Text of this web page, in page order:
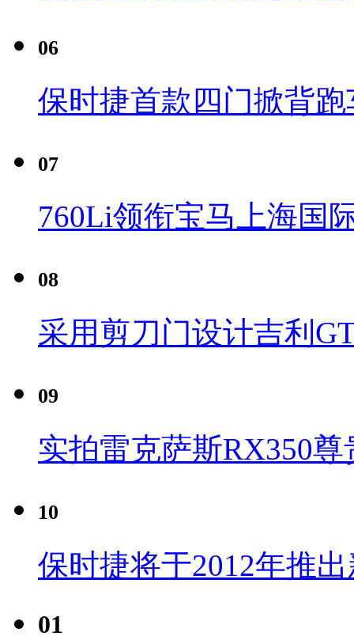
06
保时捷首款四门掀背跑
07
760Li领衔宝马上海国
08
采用剪刀门设计吉利
09
实拍雷克萨斯RX350尊
10
保时捷将于2012年推
01